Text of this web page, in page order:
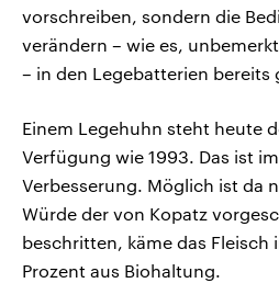
vorschreiben, sondern die
verändern – wie es,
– in den Legebatterien bereits
Einem Legehuhn steht heute
Verfügung wie 1993. Das ist
Verbesserung. Möglich ist da
Würde der von Kopatz
beschritten, käme das Fleisch
Prozent aus Biohaltung.